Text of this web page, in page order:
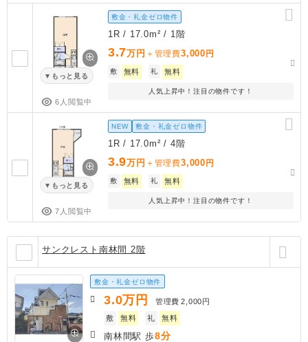
もっと見る
6人閲覧中
敷金・礼金ゼロ物件
1R / 17.0m² / 1階
3.7万円 ＋管理費3,000 円
敷 無料 礼 無料
人気上昇中！注目の物件です！
もっと見る
7人閲覧中
NEW 敷金・礼金ゼロ物件
1R / 17.0m² / 4階
3.9万円 ＋管理費3,000 円
敷 無料 礼 無料
人気上昇中！注目の物件です！
サンクレスト南林間 2階
敷金・礼金ゼロ物件
3.0万円 管理費 2,000円
敷
無料 礼 無料
南林間駅 歩8分